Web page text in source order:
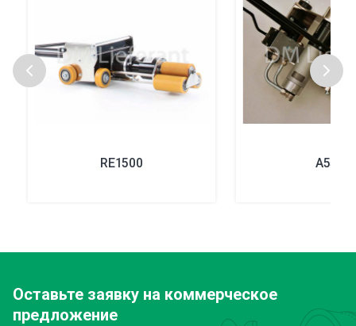
RE1500 A550
Оставьте заявку на коммерческое
предложение